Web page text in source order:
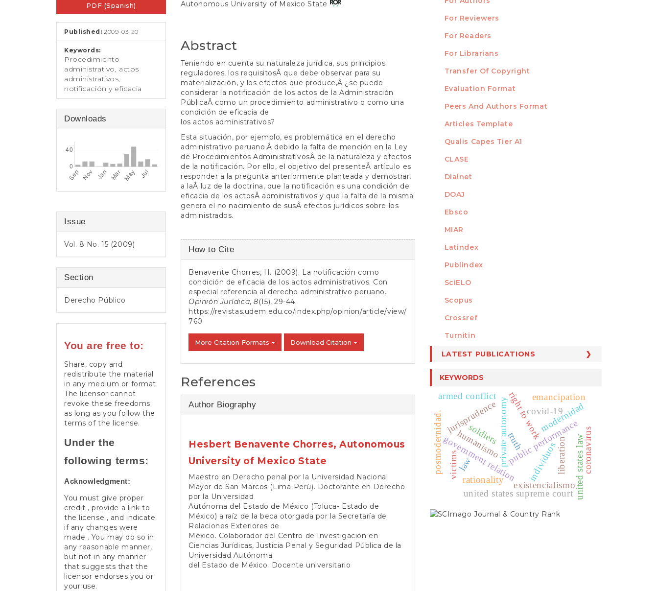
SidebarPDF (Spanish)
Published:2009-03-20
Keywords:
Procedimiento
administrativo, actos
administrativos,
notificación y eficacia
Downloads
Issue
Vol. 8 No. 15 (2009)
Section
Derecho Público
You are free to:
Share, copy and
redistribute the material
in any medium or format
The licensor cannot
revoke these freedoms
as long as you follow the
terms of the license.
Under the
following terms:
Acknowledgment:
You must give proper
credit , provide a link to
the license , and indicate
if any changes were
made . You may do so in
any reasonable manner,
but not in any manner
that suggests that the
licensor endorses you or
your use.
Article
Autonomous University of Mexico State
Abstract
Teniendo en cuenta su naturaleza jurídica, sus principios
reguladores, los requisitosÂ que debe observar para su
materialización, y los efectos que produce,Â ¿se puede
considerar la notificación de los actos de la Administración
PúblicaÂ como un procedimiento administrativo o como una
condición de eficacia de
los actos administrativos?
Esta situación, por ejemplo, es problemática en el derecho
administrativo peruano,Â debido la falta de mención en la Ley
de Procedimientos AdministrativosÂ de la naturaleza y efectos
de la notificación. Por ello, el objetivo del presenteÂ artículo es
responder a la pregunta anteriormente planteada y demostrar,
a laÂ luz de la doctrina, que la notificación es una condición de
eficacia de los actosÂ administrativos y que la falta de la misma
genera el no nacimiento de susÂ efectos jurídicos sobre los
administrados.
Article
Details
How to Cite
Benavente Chorres, H. (2009). La notificación como
condición de eficacia de los actos administrativos. Con
especial referencia al derecho administrativo peruano.
Opinión Jurídica,8(15), 29-44.
https://revistas.udem.edu.co/index.php/opinion/article/view/
760
More Citation Formats Download Citation
References
Author Biography
Hesbert Benavente Chorres,Autonomous
University of Mexico State
Maestro en Derecho penal por la Universidad Nacional
Mayor de San Marcos (Lima-Perú). Doctorante en Derecho
por la Universidad
Autónoma del Estado de México (Toluca- Estado de
México) a raíz de la beca otorgada por la Secretaría de
Relaciones Exteriores de
México. Colaborador del Centro de Investigación en
Ciencias Jurídicas, Justicia Penal y Seguridad Pública de la
Universidad Autónoma
del Estado de México. Docente universitario
Submission
For Reviewers
For Readers
For Librarians
TEMPLATES
Transfer Of Copyright
Evaluation Format
Peers And Authors Format
Articles Template
INDEXED
Qualis Capes Tier A1
CLASE
Dialnet
DOAJ
Ebsco
MIAR
Latindex
Publindex
SciELO
Scopus
MEMBER OF
Crossref
Turnitin
LATEST PUBLICATIONS
KEYWORDS
private autonomypublic performance
government relation
right to work
individuos
humanismo
modernidad
existencialismo
posmodernidad. united states law
jurisprudence
united states supreme court
rationality
emancipation
liberation
soldiers
victims
armed conflict
truth coronavirus
law
covid-19
SCIMAGO